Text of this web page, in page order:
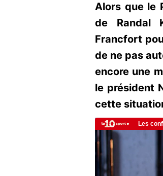
Alors que le
de Randal
Francfort
de ne pas
encore une
le président
cette